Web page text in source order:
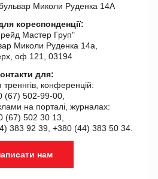
Миколи Руденка 14А
кореспонденції:
Мастер Груп"
Миколи Руденка 14а,
оф 121, 03194
для:
конференцій:
(67) 502-99-00,
на порталі, журналах:
(67) 502 30 13,
383 92 39, +380 (44) 383 50 34.
нам